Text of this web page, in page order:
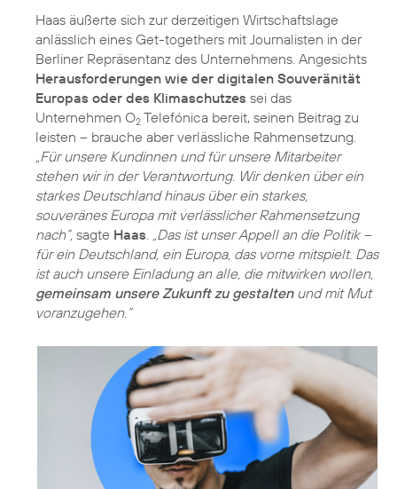
Haas äußerte sich zur derzeitigen Wirtschaftslage
anlässlich eines Get-togethers mit Journalisten in der
Berliner Repräsentanz des Unternehmens. Angesichts
Herausforderungen wie der digitalen Souveränität
Europas oder des Klimaschutzes sei das
Unternehmen O2 Telefónica bereit, seinen Beitrag zu
leisten – brauche aber verlässliche Rahmensetzung.
„Für unsere Kundinnen und für unsere Mitarbeiter
stehen wir in der Verantwortung. Wir denken über ein
starkes Deutschland hinaus über ein starkes,
souveränes Europa mit verlässlicher Rahmensetzung
nach“, sagte Haas
„Das ist unser Appell an die Politik –
für ein Deutschland, ein Europa, das vorne mitspielt. Das
ist auch unsere Einladung an alle, die mitwirken wollen,
gemeinsam unsere Zukunft zu gestaltenund mit Mut
voranzugehen.“